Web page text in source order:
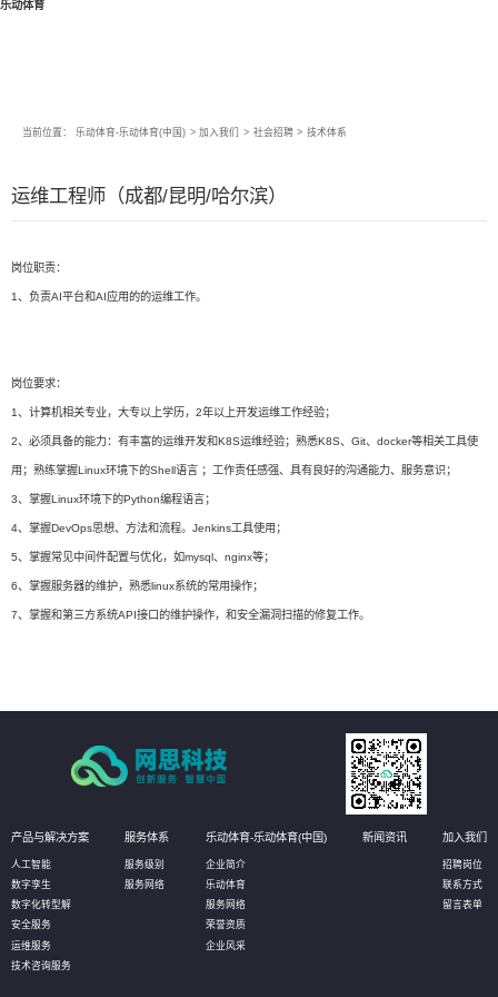
乐动体育
当前位置： 乐动体育-乐动体育(中国) > 加入我们 > 社会招聘 > 技术体系
运维工程师（成都/昆明/哈尔滨）
岗位职责：
1、负责AI平台和AI应用的的运维工作。
岗位要求：
1、计算机相关专业，大专以上学历，2年以上开发运维工作经验；
2、必须具备的能力：有丰富的运维开发和K8S运维经验；熟悉K8S、Git、docker等相关工具使
用；熟练掌握Linux环境下的Shell语言 ；工作责任感强、具有良好的沟通能力、服务意识；
3、掌握Linux环境下的Python编程语言；
4、掌握DevOps思想、方法和流程。Jenkins工具使用；
5、掌握常见中间件配置与优化，如mysql、nginx等；
6、掌握服务器的维护，熟悉linux系统的常用操作；
7、掌握和第三方系统API接口的维护操作，和安全漏洞扫描的修复工作。
产品与解决方案
人工智能
数字孪生
数字化转型解
安全服务
运维服务
技术咨询服务
服务体系
服务级别
服务网络
乐动体育-乐动体育(中国)
企业简介
乐动体育
服务网络
荣誉资质
企业风采
新闻资讯 加入我们
招聘岗位
联系方式
留言表单